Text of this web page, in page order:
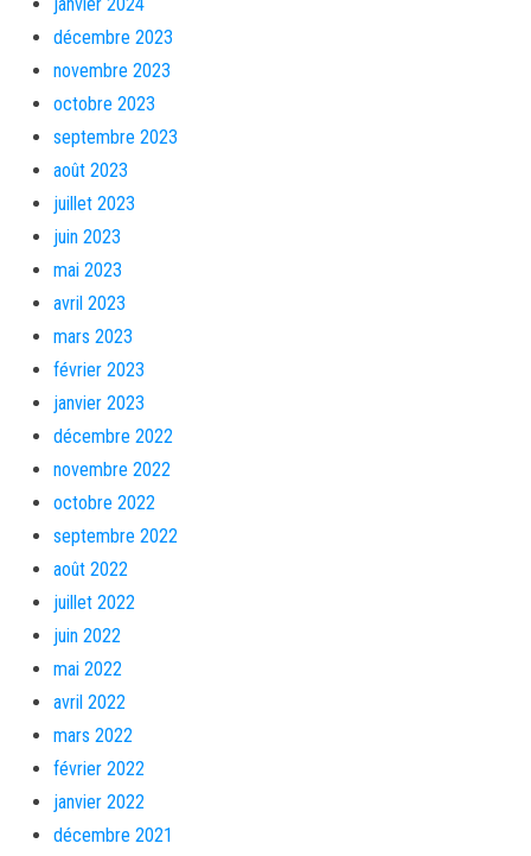
décembre 2023
novembre 2023
octobre 2023
septembre 2023
août 2023
juillet 2023
juin 2023
mai 2023
avril 2023
mars 2023
février 2023
janvier 2023
décembre 2022
novembre 2022
octobre 2022
septembre 2022
août 2022
juillet 2022
juin 2022
mai 2022
avril 2022
mars 2022
février 2022
janvier 2022
décembre 2021